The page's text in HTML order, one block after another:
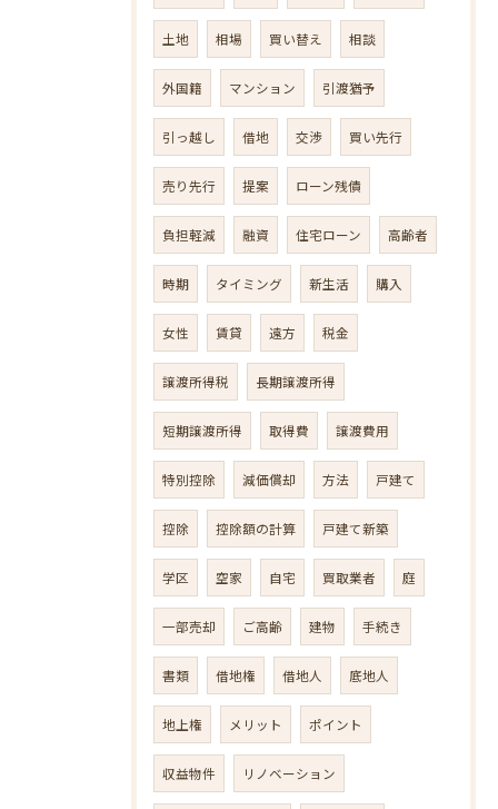
土地 相場 買い替え 相談
外国籍 マンション 引渡猶予
引っ越し 借地 交渉 買い先行
売り先行 提案 ローン残債
負担軽減 融資 住宅ローン 高齢者
時期 タイミング 新生活 購入
女性 賃貸 遠方 税金
譲渡所得税 長期譲渡所得
短期譲渡所得 取得費 譲渡費用
特別控除 減価償却 方法 戸建て
控除 控除額の計算 戸建て新築
学区 空家 自宅 買取業者 庭
一部売却 ご高齢 建物 手続き
書類 借地権 借地人 底地人
地上権 メリット ポイント
収益物件 リノベーション